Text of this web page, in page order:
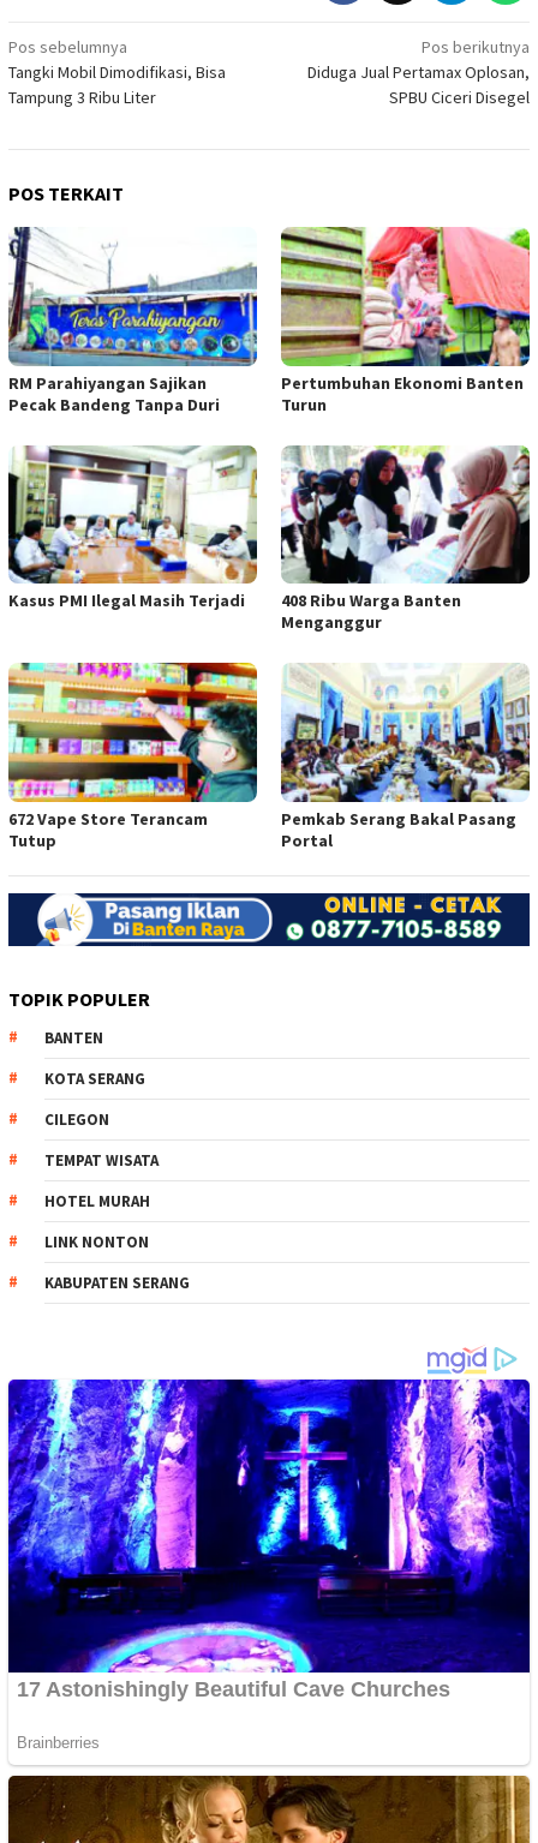
Navigasi
pos
Pos sebelumnya
Tangki Mobil Dimodifikasi, Bisa
Tampung 3 Ribu Liter
Pos berikutnya
Diduga Jual Pertamax Oplosan,
SPBU Ciceri Disegel
POS TERKAIT
RM Parahiyangan Sajikan
Pecak Bandeng Tanpa Duri
Pertumbuhan Ekonomi Banten
Turun
Kasus PMI Ilegal Masih Terjadi
408 Ribu Warga Banten
Menganggur
672 Vape Store Terancam
Tutup
Pemkab Serang Bakal Pasang
Portal
TOPIK POPULER
BANTEN
KOTA SERANG
CILEGON
TEMPAT WISATA
HOTEL MURAH
LINK NONTON
KABUPATEN SERANG